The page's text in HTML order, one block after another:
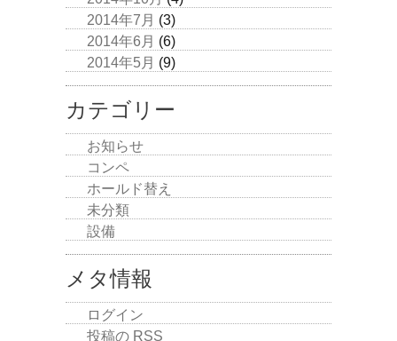
2014年7月 (3)
2014年6月 (6)
2014年5月 (9)
カテゴリー
お知らせ
コンペ
ホールド替え
未分類
設備
メタ情報
ログイン
投稿の RSS